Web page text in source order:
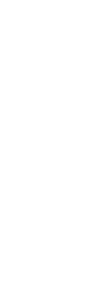
на квадратной розетке
на квадратной розетке